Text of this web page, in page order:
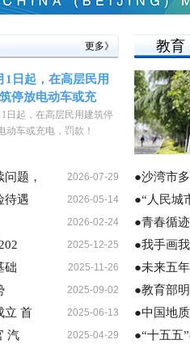
更多》
1日起，在高层民用
停放电动车或充
1日起，在高层民用建筑停
动车或充电，罚款！
题， 2026-07-29
待遇 2026-05-14
2026-02-24
2025-12-25
础 2025-11-26
2025-09-02
立 首 2025-06-13
汽 2025-04-29
教育
●沙湾市
●“人民城
●青春循
●我手画
●未来五
●教育部
●中国地
●“十五五